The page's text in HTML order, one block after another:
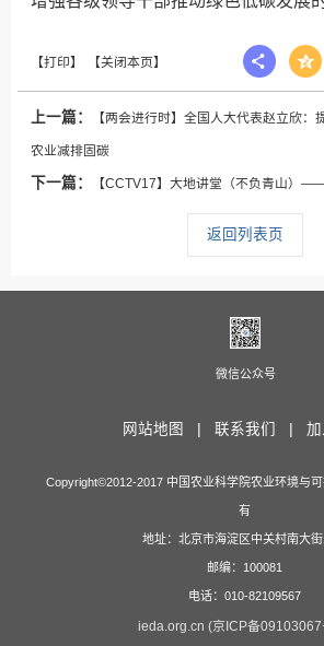
上一篇： 【两会进行时】全国人大代表赵立欣：
农业减排固碳
下一篇： 【CCTV17】大地讲堂（不负青山）
返回列表页
微信公众号
网站地图 | 联系我们 |
Copyright©2012-2017 中国农业科学院农业环境与
有
地址：北京市海淀区中关村南大
邮编：100081
电话：010-82109567
ieda.org.cn (京ICP备